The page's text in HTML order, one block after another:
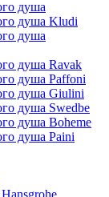
душа
душа Kludi
душа
душа Ravak
душа Paffoni
душа Giulini
душа Swedbe
душа Boheme
душа Paini